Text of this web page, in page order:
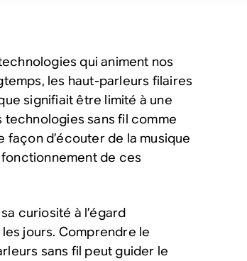
qui animent nos
les haut-parleurs filaires
signifiait être limité à une
technologies sans fil comme
d’écouter de la musique
de ces
curiosité à l’égard
jours. Comprendre le
sans fil peut guider le